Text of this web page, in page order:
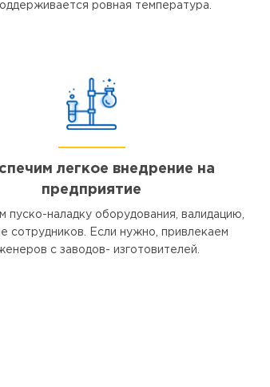
ровная температура.
легкое внедрение на
предприятие
пуско-наладку оборудования, валидацию,
сотрудников. Если нужно, привлекаем
с заводов- изготовителей.